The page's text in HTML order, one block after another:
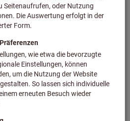
Lieferbar
2 Varianten
inkl. MwSt.
zzgl. Versandkosten
Netto
Zu den Varianten